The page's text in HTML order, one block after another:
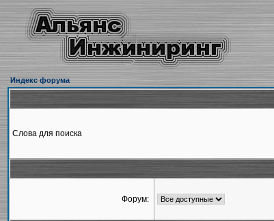
Индекс форума
Слова для поиска
Форум: